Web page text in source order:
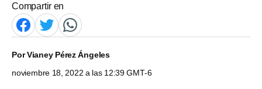
Compartir en
PorVianey Pérez Ángeles
noviembre 18, 2022 a las 12:39 GMT-6